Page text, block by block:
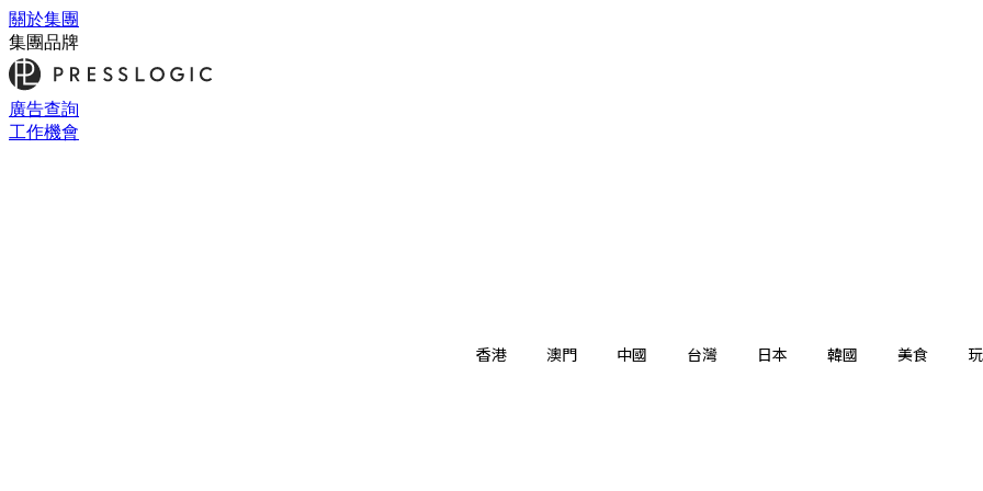
關於集團
集團品牌
廣告查詢
工作機會
香港 澳門 中國 台灣 日本 韓國 美食